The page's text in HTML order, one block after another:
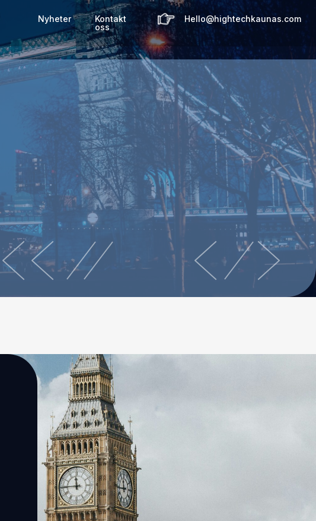
Nyheter
Kontakt
oss
Hello@hightechkaunas.com